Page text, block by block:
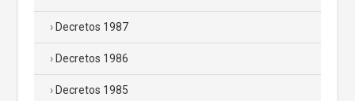
Decretos 1987
Decretos 1986
Decretos 1985